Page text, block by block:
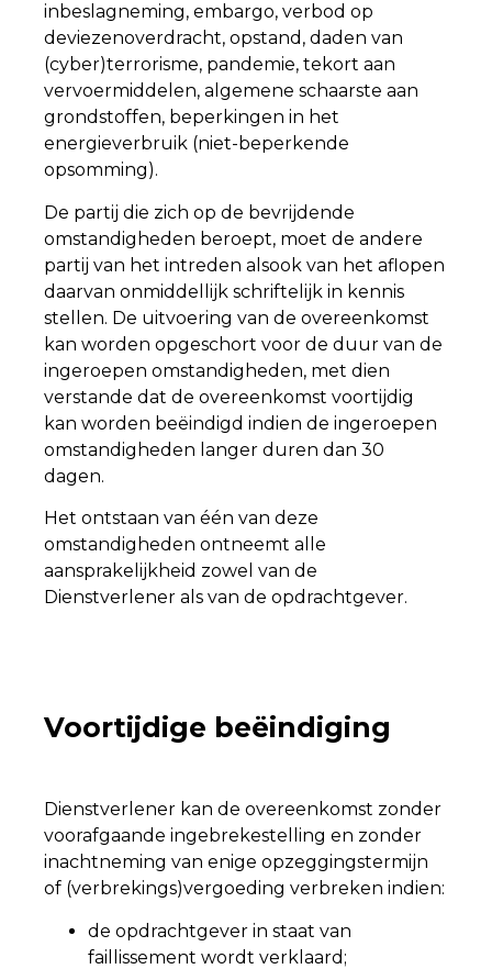
inbeslagneming, embargo, verbod op
deviezenoverdracht, opstand, daden van
(cyber)terrorisme, pandemie, tekort aan
vervoermiddelen, algemene schaarste aan
grondstoffen, beperkingen in het
energieverbruik (niet-beperkende
opsomming).
De partij die zich op de bevrijdende
omstandigheden beroept, moet de andere
partij van het intreden alsook van het aflopen
daarvan onmiddellijk schriftelijk in kennis
stellen. De uitvoering van de overeenkomst
kan worden opgeschort voor de duur van de
ingeroepen omstandigheden, met dien
verstande dat de overeenkomst voortijdig
kan worden beëindigd indien de ingeroepen
omstandigheden langer duren dan 30
dagen.
Het ontstaan van één van deze
omstandigheden ontneemt alle
aansprakelijkheid zowel van de
Dienstverlener als van de opdrachtgever.
Voortijdige beëindiging
Dienstverlener kan de overeenkomst zonder
voorafgaande ingebrekestelling en zonder
inachtneming van enige opzeggingstermijn
of (verbrekings)vergoeding verbreken indien:
de opdrachtgever in staat van
faillissement wordt verklaard;